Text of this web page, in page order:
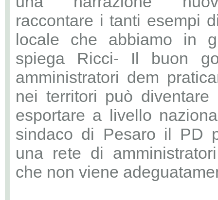
raccontare i tanti esempi
locale che abbiamo in
spiega Ricci- Il buon
amministratori dem
nei territori può
esportare a livello
sindaco di Pesaro il PD
una rete di amministratori
che non viene